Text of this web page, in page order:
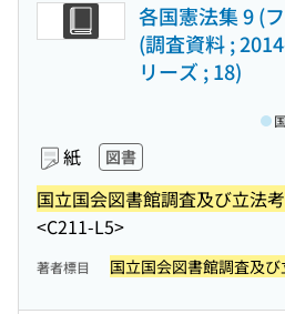
各国憲法集 9 (
(調査資料 ;
リーズ ; 18)
紙 図書
国立国会図書館調査及び立法
<C211-L5>
著者標目 国立国会図書館調査及